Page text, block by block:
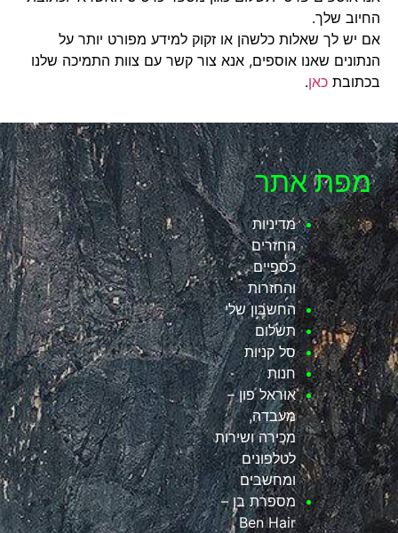
החיוב שלך.
אם יש לך שאלות כלשהן או זקוק למידע מפורט יותר על
הנתונים שאנו אוספים, אנא צור קשר עם צוות התמיכה שלנו
בכתובת כאן.
מפת אתר
מדיניות
החזרים
כספיים
והחזרות
החשבון שלי
תשלום
סל קניות
חנות
אוראל פון –
מעבדה,
מכירה ושירות
לטלפונים
ומחשבים
מספרת בן –
Ben Hair